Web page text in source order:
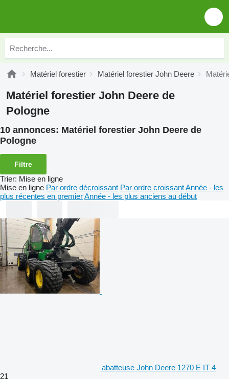
Matériel forestier Matériel forestier John Deere
Matériel forestier John Deere de
Pologne
10 annonces: Matériel forestier John Deere de
Pologne
Filtre
Trier: Mise en ligne
Mise en ligne Par ordre décroissant Par ordre croissantAnnée - les
plus récentes en premierAnnée - les plus anciens au début
abatteuse John Deere 1270 E IT 4
21